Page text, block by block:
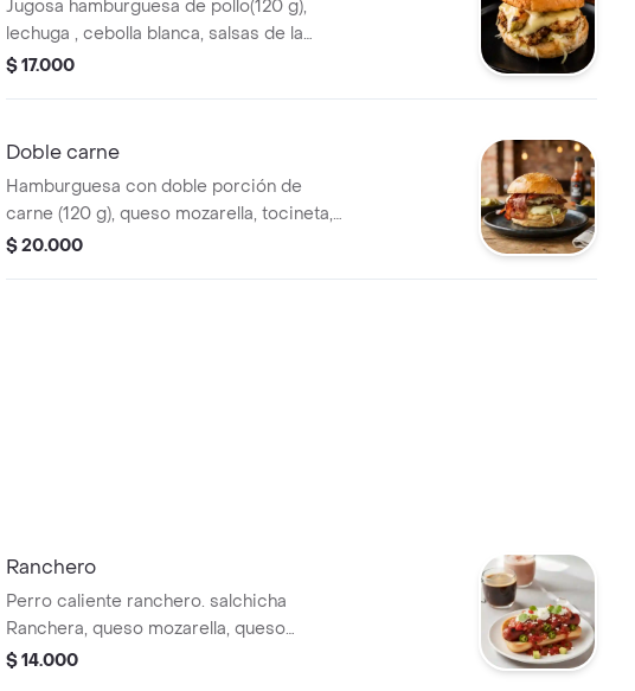
Jugosa hamburguesa de pollo(120 g),
lechuga , cebolla blanca, salsas de la
casa, queso mozarella, papas ala
cada bocado.
$ 17.000
Doble carne
Hamburguesa con doble porción de
carne (120 g), queso mozarella, tocineta,
lechuga, cebolla, papas ala francesa,
$ 20.000
Ranchero
Perro caliente ranchero. salchicha
Ranchera, queso mozarella, queso
costeño, papa ripio, salsas de la casa,
$ 14.000